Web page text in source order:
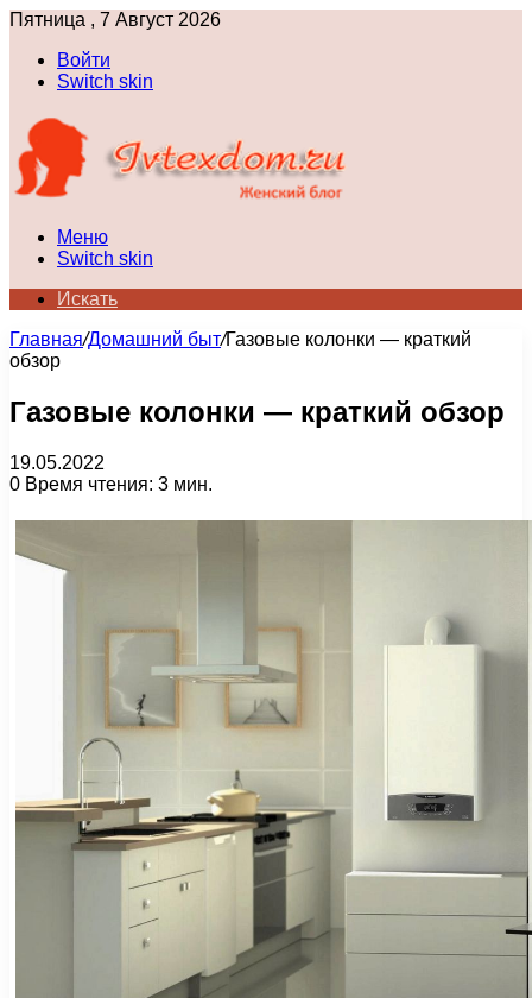
Пятница , 7 Август 2026
Войти
Switch skin
Меню
Switch skin
Искать
Главная/Домашний быт/Газовые колонки — краткий
обзор
Газовые колонки — краткий обзор
19.05.2022
0 Время чтения: 3 мин.